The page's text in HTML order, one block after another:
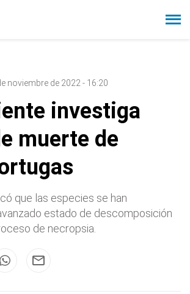
noviembre de 2022 - 16:20
investiga
muerte de
que las especies se han
estado de descomposición
de necropsia.